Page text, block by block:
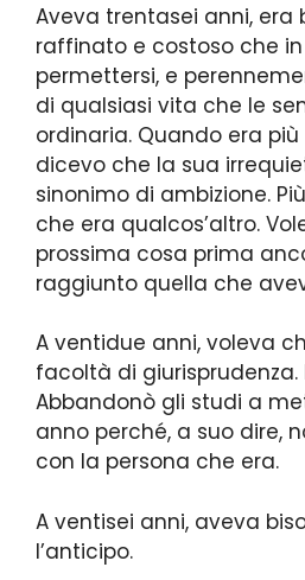
Aveva trentasei anni, era
raffinato e costoso che
permettersi, e
di qualsiasi vita che le
ordinaria. Quando era
dicevo che la sua
sinonimo di ambizione.
che era qualcos’altro.
prossima cosa prima
raggiunto quella che
A ventidue anni, voleva
facoltà di giurisprudenza.
Abbandonò gli studi a
anno perché, a suo dire,
con la persona che era.
A ventisei anni, aveva
l’anticipo.